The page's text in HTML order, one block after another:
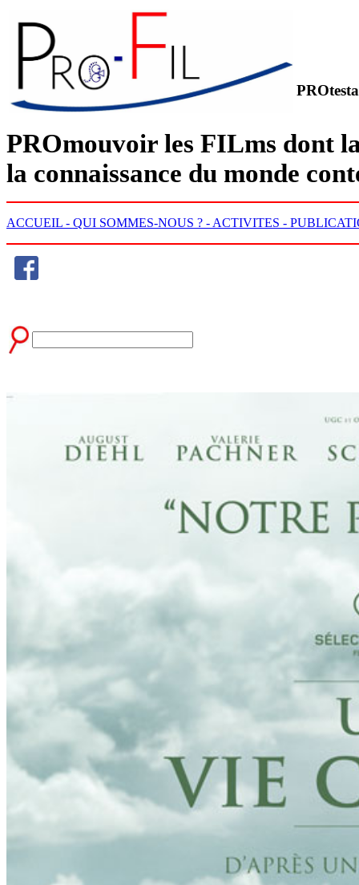
PROmouvoir les FILms dont
la connaissance du monde
ACCUEIL - QUI SOMMES-NOUS ? - ACTIVITES -